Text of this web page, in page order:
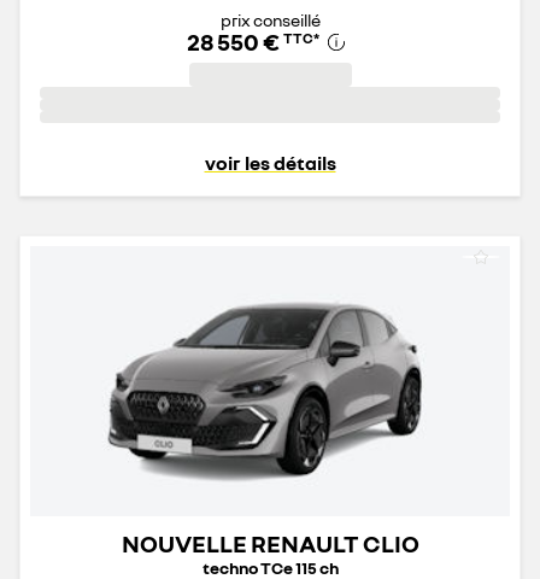
prix conseillé
28 550 € TTC*
voir les détails
NOUVELLE RENAULT CLIO
techno TCe 115 ch